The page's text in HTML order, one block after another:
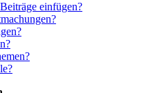
einfügen?